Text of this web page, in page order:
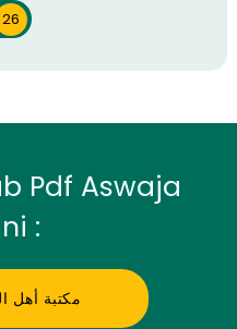
26
Pdf Aswaja
:
مكتبة أهل